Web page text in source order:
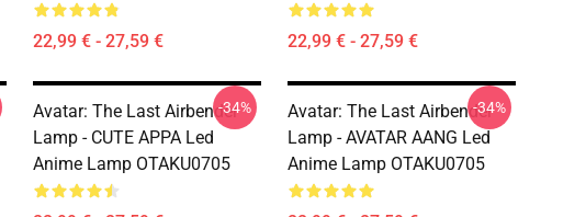
22,99 € - 27,59 € 22,99 € - 27,59 €
Avatar: The Last Airbender
Lamp - CUTE APPA Led
Anime Lamp OTAKU0705
-34%
Avatar: The Last Airbender
Lamp - AVATAR AANG Led
Anime Lamp OTAKU0705
-34%